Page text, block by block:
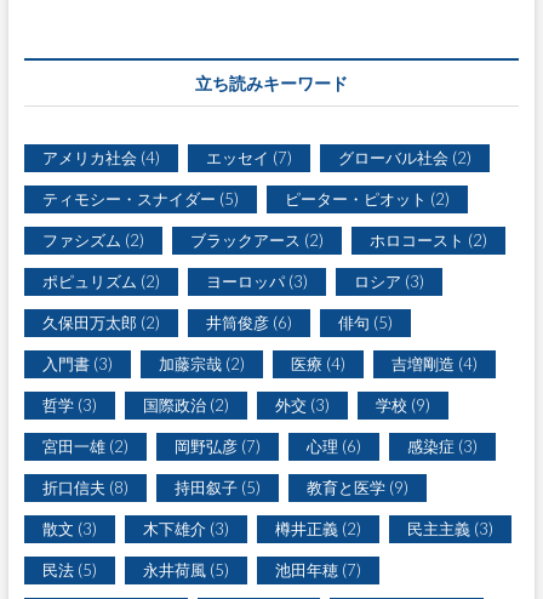
道
―
破
局
は
避
け
ら
れ
な
か
っ
た
の
か
』
立ち読みキーワード
アメリカ社会 (4) エッセイ (7) グローバル社会 (2)
ティモシー・スナイダー (5) ピーター・ピオット (2)
ファシズム (2) ブラックアース (2) ホロコースト (2)
ポピュリズム (2) ヨーロッパ(3) ロシア (3)
久保田万太郎 (2) 井筒俊彦(6) 俳句 (5)
入門書(3) 加藤宗哉(2) 医療 (4) 吉増剛造 (4)
哲学(3) 国際政治(2) 外交 (3) 学校 (9)
宮田一雄(2) 岡野弘彦(7) 心理 (6) 感染症 (3)
折口信夫 (8) 持田叙子(5) 教育と医学(9)
散文 (3) 木下雄介(3) 樽井正義(2) 民主主義(3)
民法(5) 永井荷風(5) 池田年穂(7)